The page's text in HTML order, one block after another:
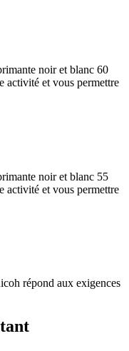
noir et blanc 60
activité et vous permettre
noir et blanc 55
activité et vous permettre
répond aux exigences